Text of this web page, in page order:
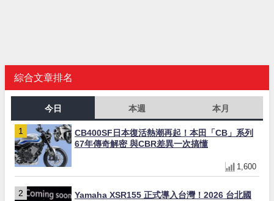
綜合文章排名
今日 本週 本月
CB400SF日本復活熱潮再起！本田「CB」系列
67年傳奇解密 與CBR差異一次搞懂
1,600
Yamaha XSR155 正式導入台灣！2026 台北國